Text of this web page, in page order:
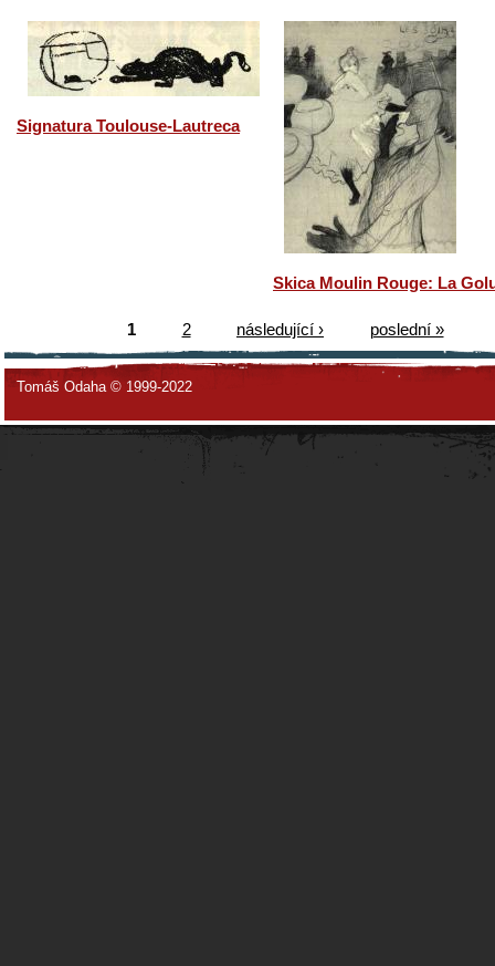
Signatura Toulouse-Lautreca
Skica Moulin Rouge: La
1 2 následující › poslední »
Tomáš Odaha © 1999-2022